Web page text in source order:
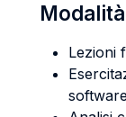
Lezioni